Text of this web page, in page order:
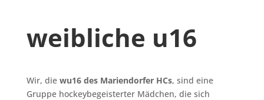
weibliche u16
Wir, die wu16 des Mariendorfer HCs, sind eine
Gruppe hockeybegeisterter Mädchen, die sich